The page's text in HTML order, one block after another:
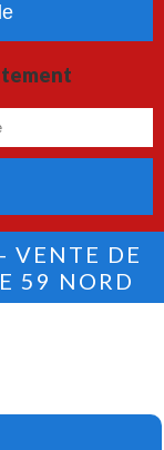
VENTE DE
59 NORD